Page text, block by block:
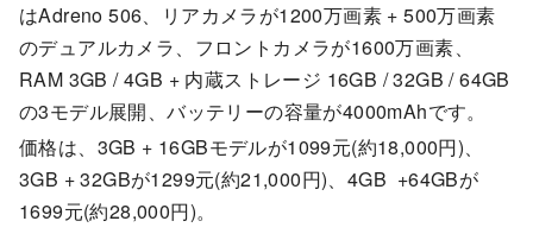
はAdreno 506、リアカメラが1200万画素 + 500万画素
のデュアルカメラ、フロントカメラが1600万画素、
RAM 3GB / 4GB + 内蔵ストレージ 16GB / 32GB / 64GB
の3モデル展開、バッテリーの容量が4000mAhです。
価格は、3GB + 16GBモデルが1099元(約18,000円)、
3GB + 32GBが1299元(約21,000円)、4GB +64GBが
1699元(約28,000円)。